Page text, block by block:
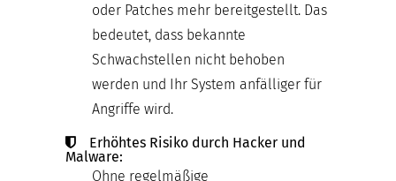
oder Patches mehr bereitgestellt. Das
bedeutet, dass bekannte
Schwachstellen nicht behoben
werden und Ihr System anfälliger für
Angriffe wird.
Erhöhtes Risiko durch Hacker und
Malware:
Ohne regelmäßige